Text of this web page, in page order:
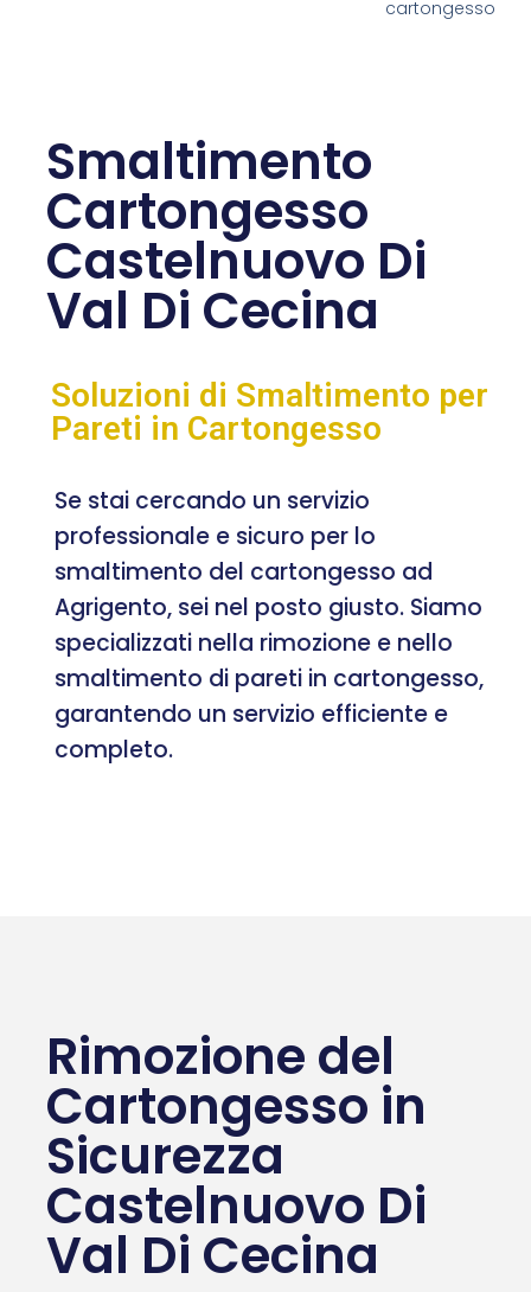
cartongesso
Smaltimento
Cartongesso
Castelnuovo Di
Val Di Cecina
Soluzioni di Smaltimento per
Pareti in Cartongesso
Se stai cercando un servizio
professionale e sicuro per lo
smaltimento del cartongesso ad
Agrigento, sei nel posto giusto. Siamo
specializzati nella rimozione e nello
smaltimento di pareti in cartongesso,
garantendo un servizio efficiente e
completo.
Rimozione del
Cartongesso in
Sicurezza
Castelnuovo Di
Val Di Cecina